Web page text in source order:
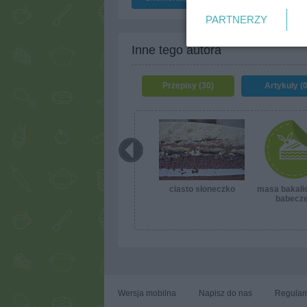
Inne tego autora
Przepisy (30) Artykuły
ciasto słoneczko
masa
Wersja mobilna Napisz do nas
PARTNERZY